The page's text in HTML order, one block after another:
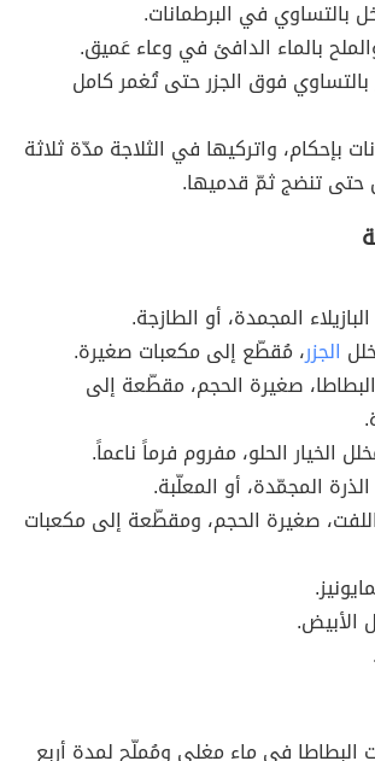
بالتساوي في البرطمانات.
بالماء الدافئ في وعاء عَميق.
فوق الجزر حتى تُغمر كامل
بإحكام، واتركيها في الثلاجة مدّة ثلاثة
حتى تنضج ثمّ قدميها.
المجمدة، أو الطازجة.
الجزر، مُقطّع إلى مكعبات صغيرة.
صغيرة الحجم، مقطّعة إلى
الخيار الحلو، مفروم فرماً ناعماً.
المجمّدة، أو المعلّبة.
صغيرة الحجم، ومقطّعة إلى مكعبات
الأبيض.
البطاطا في ماء مغلي ومُملّح لمدة أربع